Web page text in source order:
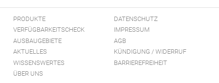
PRODUKTE
VERFÜGBARKEITSCHECK
AUSBAUGEBIETE
AKTUELLES
WISSENSWERTES
ÜBER UNS
DATENSCHUTZ
IMPRESSUM
AGB
KÜNDIGUNG / WIDERRUF
BARRIEREFREIHEIT